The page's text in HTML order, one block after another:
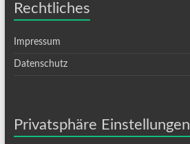
Rechtliches
Impressum
Datenschutz
Privatsphäre Einstellungen